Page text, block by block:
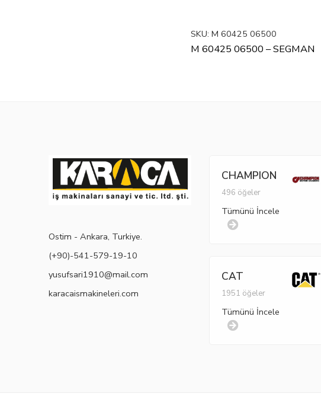
SKU: M 60425 06500
M 60425 06500 – SEGMAN
Ostim - Ankara, Turkiye.
(+90)-541-579-19-10
yusufsari1910@mail.com
karacaismakineleri.com
CHAMPION
496 öğeler
Tümünü İncele
CAT
1951 öğeler
Tümünü İncele